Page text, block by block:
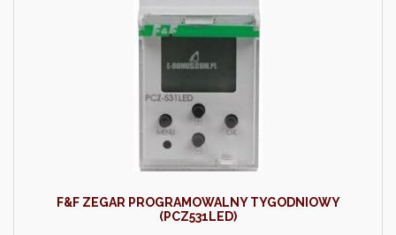
F&F ZEGAR PROGRAMOWALNY TYGODNIOWY
(PCZ531LED)